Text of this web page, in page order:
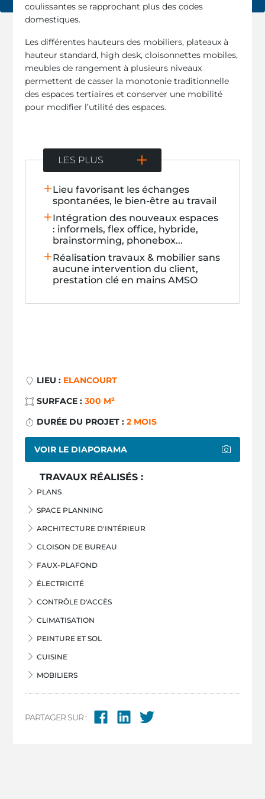
coulissantes se rapprochant plus des codes
domestiques.
Les différentes hauteurs des mobiliers, plateaux à
hauteur standard, high desk, cloisonnettes mobiles,
meubles de rangement à plusieurs niveaux
permettent de casser la monotonie traditionnelle
des espaces tertiaires et conserver une mobilité
pour modifier l’utilité des espaces.
LES PLUS
Lieu favorisant les échanges
spontanées, le bien-être au travail
Intégration des nouveaux espaces
: informels, flex office, hybride,
brainstorming, phonebox...
Réalisation travaux & mobilier sans
aucune intervention du client,
prestation clé en mains AMSO
LIEU : ELANCOURT
SURFACE :300 M²
DURÉE DU PROJET :2 MOIS
VOIR LE DIAPORAMA
TRAVAUX RÉALISÉS :
PLANS
SPACE PLANNING
ARCHITECTURE D'INTÉRIEUR
CLOISON DE BUREAU
FAUX-PLAFOND
ÉLECTRICITÉ
CONTRÔLE D'ACCÈS
CLIMATISATION
PEINTURE ET SOL
CUISINE
MOBILIERS
PARTAGER SUR :